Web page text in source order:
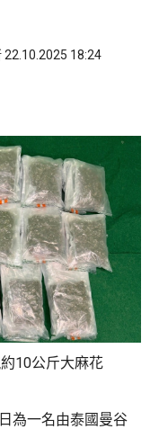
22.10.2025 18:24
10公斤大麻花
為一名由泰國曼谷